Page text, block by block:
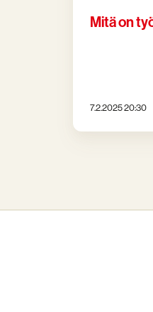
Mitä on
7.2.2025 20:30